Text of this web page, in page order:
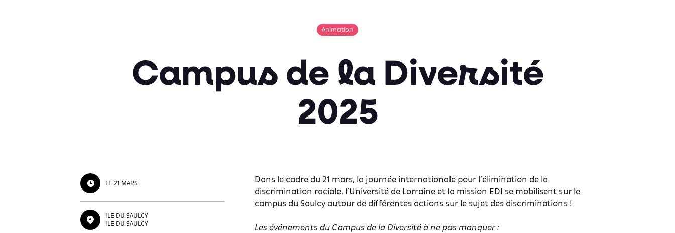
Animation
Campus de la Diversité
2025
LE 21 MARS
ILE DU SAULCY
ILE DU SAULCY
Dans le cadre du 21 mars, la journée internationale pour l’élimination de la
discrimination raciale, l’Université de Lorraine et la mission EDI se mobilisent sur le
campus du Saulcy autour de différentes actions sur le sujet des discriminations !
Les événements du Campus de la Diversité à ne pas manquer :